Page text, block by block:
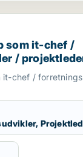
it-chef /
som it-chef /
/
it-chef /